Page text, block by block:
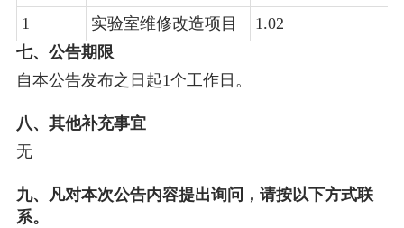
1 实验室维修改造项目
1.02
七、公告期限
自本公告发布之日起1个工作日。
八、其他补充事宜
无
九、凡对本次公告内容提出询问，请按以下方式联
系。